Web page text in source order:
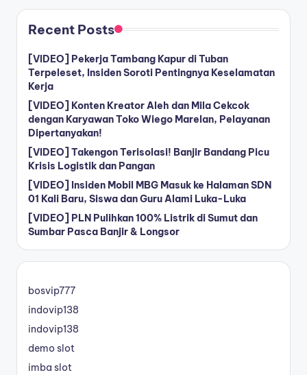
Recent Posts
[VIDEO] Pekerja Tambang Kapur di Tuban
Terpeleset, Insiden Soroti Pentingnya Keselamatan
Kerja
[VIDEO] Konten Kreator Aleh dan Mila Cekcok
dengan Karyawan Toko Wiego Marelan, Pelayanan
Dipertanyakan!
[VIDEO] Takengon Terisolasi! Banjir Bandang Picu
Krisis Logistik dan Pangan
[VIDEO] Insiden Mobil MBG Masuk ke Halaman SDN
01 Kali Baru, Siswa dan Guru Alami Luka-Luka
[VIDEO] PLN Pulihkan 100% Listrik di Sumut dan
Sumbar Pasca Banjir & Longsor
bosvip777
indovip138
indovip138
demo slot
imba slot